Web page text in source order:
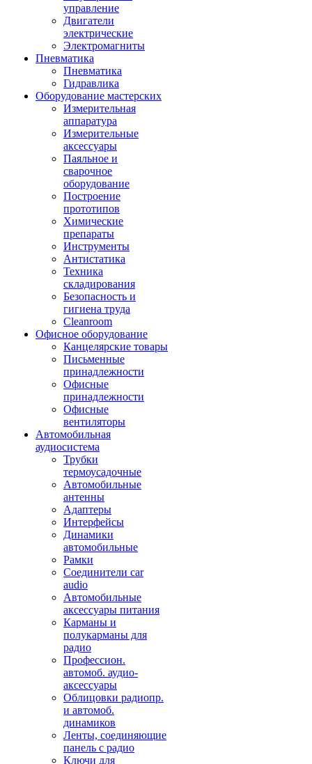
управление
Двигатели
электрические
Электромагниты
Пневматика
Пневматика
Гидравлика
Оборудование мастерских
Измерительная
аппаратура
Измерительные
аксессуары
Паяльное и
сварочное
оборудование
Построение
прототипов
Химические
препараты
Инструменты
Aнтистатика
Техника
складирования
Безопасность и
гигиена труда
Cleanroom
Офисное оборудование
Канцелярские товары
Письменные
принадлежности
Офисные
принадлежности
Офисные
вентиляторы
Автомобильная
аудиосистема
Трубки
термоусадочные
Автомобильные
антенны
Адаптеры
Интерфейсы
Динамики
автомобильные
Рамки
Соединители car
audio
Автомобильные
аксессуары питания
Карманы и
полукарманы для
радио
Профессион.
автомоб. аудио-
аксессуары
Облицовки радиопр.
и автомоб.
динамиков
Ленты, соединяющие
панель с радио
Ключи для